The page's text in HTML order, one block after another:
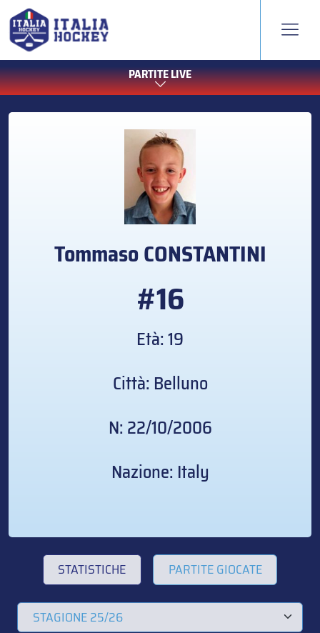
PARTITE LIVE
TommasoCONSTANTINI
#16
Età: 19
Città: Belluno
N: 22/10/2006
Nazione: Italy
STATISTICHE PARTITE GIOCATE